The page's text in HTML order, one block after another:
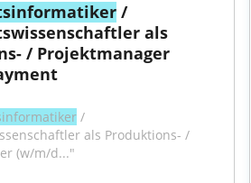
/
als
/ Projektmanager
/
als Produktions- /
(w/m/d..."